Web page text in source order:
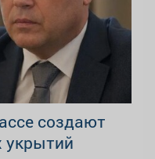
создают
укрытий